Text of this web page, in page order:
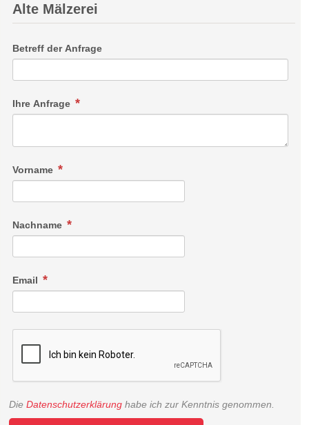
Alte Mälzerei
Betreff der Anfrage
Ihre Anfrage
Vorname
Nachname
Email
Die Datenschutzerklärung habe ich zur Kenntnis genommen.